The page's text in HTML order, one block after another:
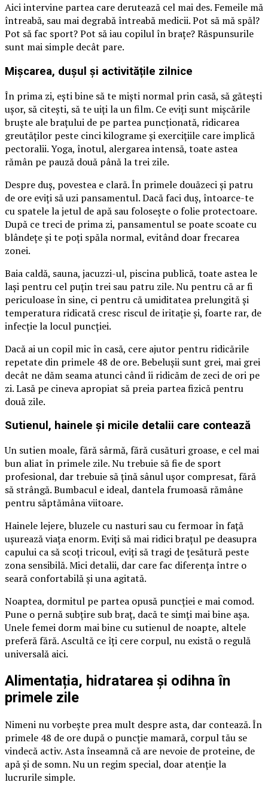
Aici intervine partea care derutează cel mai des. Femeile mă
întreabă, sau mai degrabă întreabă medicii. Pot să mă spăl?
Pot să fac sport? Pot să iau copilul în brațe? Răspunsurile
sunt mai simple decât pare.
Mișcarea, dușul și activitățile zilnice
În prima zi, ești bine să te miști normal prin casă, să gătești
ușor, să citești, să te uiți la un film. Ce eviți sunt mișcările
bruște ale brațului de pe partea puncționată, ridicarea
greutăților peste cinci kilograme și exercițiile care implică
pectoralii. Yoga, înotul, alergarea intensă, toate astea
rămân pe pauză două până la trei zile.
Despre duș, povestea e clară. În primele douăzeci și patru
de ore eviți să uzi pansamentul. Dacă faci duș, întoarce-te
cu spatele la jetul de apă sau folosește o folie protectoare.
După ce treci de prima zi, pansamentul se poate scoate cu
blândețe și te poți spăla normal, evitând doar frecarea
zonei.
Baia caldă, sauna, jacuzzi-ul, piscina publică, toate astea le
lași pentru cel puțin trei sau patru zile. Nu pentru că ar fi
periculoase în sine, ci pentru că umiditatea prelungită și
temperatura ridicată cresc riscul de iritație și, foarte rar, de
infecție la locul puncției.
Dacă ai un copil mic în casă, cere ajutor pentru ridicările
repetate din primele 48 de ore. Bebelușii sunt grei, mai grei
decât ne dăm seama atunci când îi ridicăm de zeci de ori pe
zi. Lasă pe cineva apropiat să preia partea fizică pentru
două zile.
Sutienul, hainele și micile detalii care contează
Un sutien moale, fără sârmă, fără cusături groase, e cel mai
bun aliat în primele zile. Nu trebuie să fie de sport
profesional, dar trebuie să țină sânul ușor compresat, fără
să strângă. Bumbacul e ideal, dantela frumoasă rămâne
pentru săptămâna viitoare.
Hainele lejere, bluzele cu nasturi sau cu fermoar în față
ușurează viața enorm. Eviți să mai ridici brațul pe deasupra
capului ca să scoți tricoul, eviți să tragi de țesătură peste
zona sensibilă. Mici detalii, dar care fac diferența între o
seară confortabilă și una agitată.
Noaptea, dormitul pe partea opusă puncției e mai comod.
Pune o pernă subțire sub braț, dacă te simți mai bine așa.
Unele femei dorm mai bine cu sutienul de noapte, altele
preferă fără. Ascultă ce îți cere corpul, nu există o regulă
universală aici.
Alimentația, hidratarea și odihna în
primele zile
Nimeni nu vorbește prea mult despre asta, dar contează. În
primele 48 de ore după o puncție mamară, corpul tău se
vindecă activ. Asta înseamnă că are nevoie de proteine, de
apă și de somn. Nu un regim special, doar atenție la
lucrurile simple.